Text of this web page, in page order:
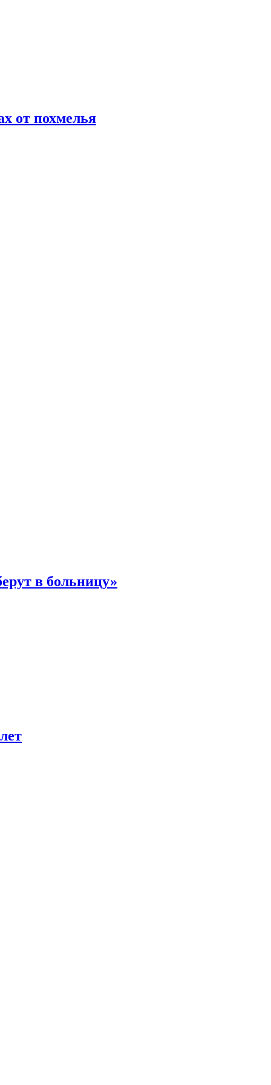
от похмелья
в больницу»